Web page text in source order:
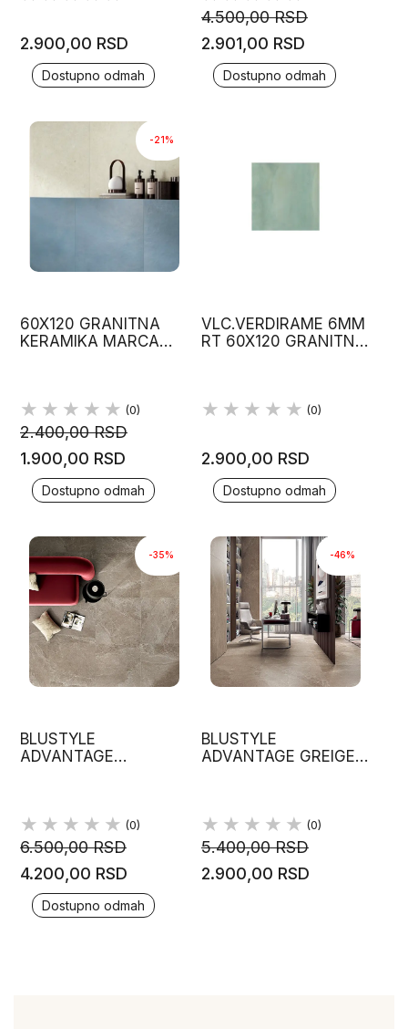
2.900,00 RSD
Dostupno odmah
4.500,00 RSD
2.901,00 RSD
Dostupno odmah
-21%
60X120 GRANITNA
KERAMIKA MARCA
(0)
2.400,00 RSD
1.900,00 RSD
Dostupno odmah
VLC.VERDIRAME 6MM
RT 60X120 GRANITNA
(0)
2.900,00 RSD
Dostupno odmah
-35%
BLUSTYLE
ADVANTAGE
(0)
6.500,00 RSD
4.200,00 RSD
Dostupno odmah
-46%
BLUSTYLE
ADVANTAGE GREIGE
(0)
5.400,00 RSD
2.900,00 RSD